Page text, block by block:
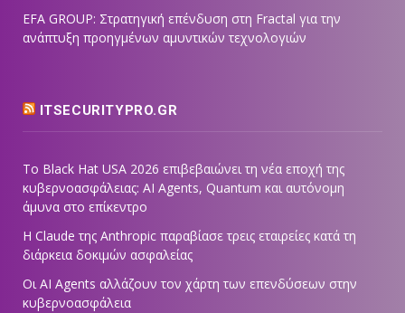
EFA GROUP: Στρατηγική επένδυση στη Fractal για την
ανάπτυξη προηγμένων αμυντικών τεχνολογιών
ITSECURITYPRO.GR
Το Black Hat USA 2026 επιβεβαιώνει τη νέα εποχή της
κυβερνοασφάλειας: AI Agents, Quantum και αυτόνομη
άμυνα στο επίκεντρο
Η Claude της Anthropic παραβίασε τρεις εταιρείες κατά τη
διάρκεια δοκιμών ασφαλείας
Οι AI Agents αλλάζουν τον χάρτη των επενδύσεων στην
κυβερνοασφάλεια